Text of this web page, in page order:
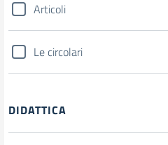
Articoli
Le circolari
DIDATTICA